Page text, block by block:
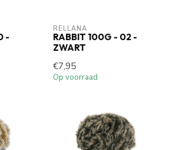
-
RELLANA
RABBIT 100G - 02 -
ZWART
€7,95
Op voorraad